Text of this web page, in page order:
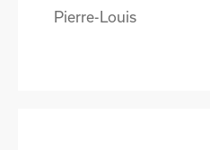
Pierre-Louis